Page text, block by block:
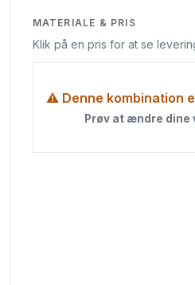
MATERIALE & PRIS
Klik på en pris for at se
⚠ Denne kombination
Prøv at ændre dine